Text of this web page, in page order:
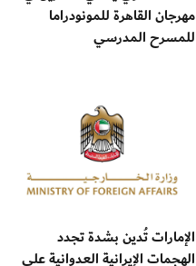
مهرجان القاهرة للمونودراما
للمسرح المدرسي
الإمارات تُدين بشدة تجدد
الهجمات الإيرانية العدوانية على